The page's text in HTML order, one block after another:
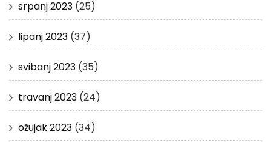
srpanj 2023 (25)
lipanj 2023 (37)
svibanj 2023 (35)
travanj 2023 (24)
ožujak 2023 (34)